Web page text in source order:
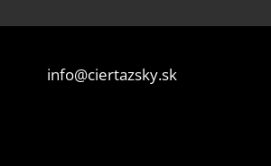
info@ciertazsky.sk